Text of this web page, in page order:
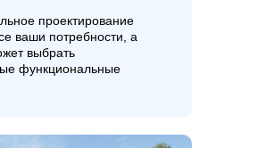
проектирование
ваши потребности, а
выбрать
функциональные